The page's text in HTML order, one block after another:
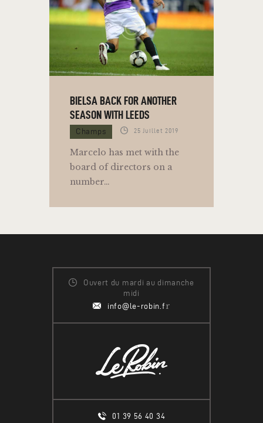
BIELSA BACK FOR ANOTHER
SEASON WITH LEEDS
Champs 25 Juillet 2019
Marcelo has met with the
board of directors on a
number…
Ouvert du mardi au dimanche
midi
info@le-robin.f r
01 39 56 40 34